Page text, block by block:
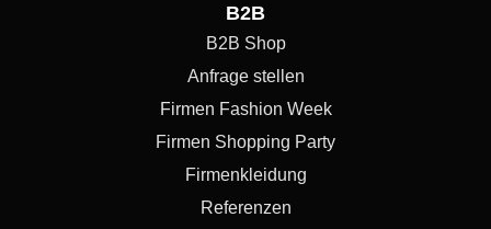
B2B
B2B Shop
Anfrage stellen
Firmen Fashion Week
Firmen Shopping Party
Firmenkleidung
Referenzen